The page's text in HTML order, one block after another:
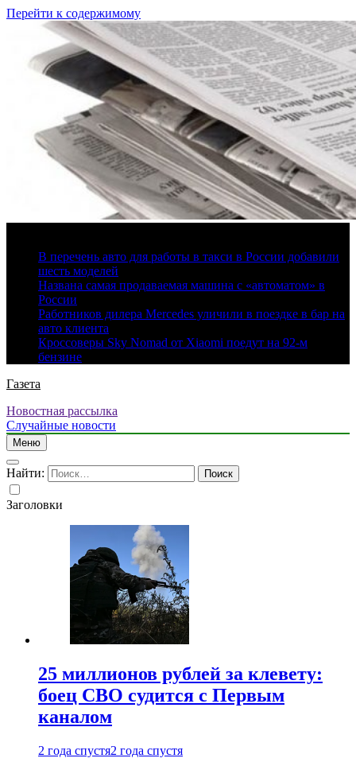
Перейти к содержимому
В перечень авто для работы в такси в России добавили
шесть моделей
Названа самая продаваемая машина с «автоматом» в
России
Работников дилера Mercedes уличили в поездке в бар на
авто клиента
Кроссоверы Sky Nomad от Xiaomi поедут на 92-м
бензине
Газета
Новостная рассылка
Случайные новости
Меню
Найти:
Заголовки
25 миллионов рублей за клевету:
боец СВО судится с Первым
каналом
2 года спустя2 года спустя